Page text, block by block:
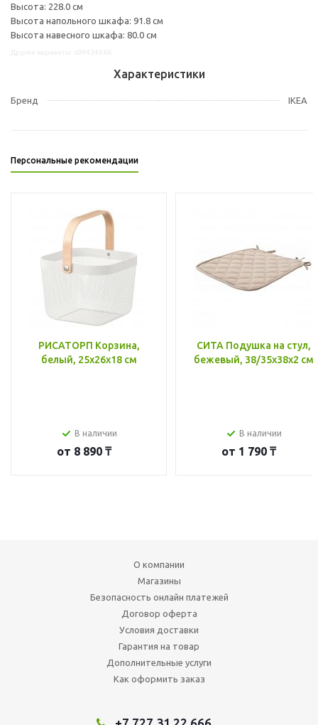
Высота: 228.0 см
Высота напольного шкафа: 91.8 см
Высота навесного шкафа: 80.0 см
Характеристики
Бренд IKEA
Персональные рекомендации
РИСАТОРП Корзина,
белый, 25x26x18 см
В наличии
от 8 890 ₸
СИТА Подушка на стул,
бежевый, 38/35x38x2 см
В наличии
от 1 790 ₸
О компании
Магазины
Безопасность онлайн платежей
Договор оферта
Условия доставки
Гарантия на товар
Дополнительные услуги
Как оформить заказ